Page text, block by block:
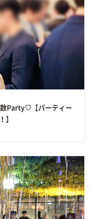
数Party♡【パーティー
】